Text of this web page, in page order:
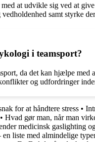
at udvikle sig ved at
samt styrke
i teamsport?
da det kan hjælpe
og udfordringer
for at håndtere stress •
• Hvad gør man, når man
medicinsk gaslighting
liste med almindelige